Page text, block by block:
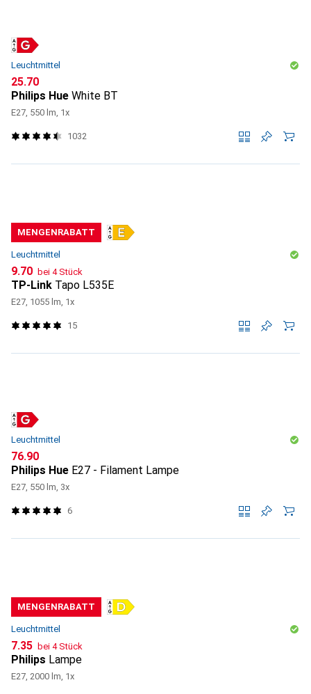
Leuchtmittel
CHF
25.70
Philips Hue White BT
E27, 550 lm, 1x
1032
MENGENRABATT
Leuchtmittel
CHF
9.70 bei 4 Stück
TP-Link Tapo L535E
E27, 1055 lm, 1x
15
Leuchtmittel
CHF
76.90
Philips Hue E27 - Filament Lampe
E27, 550 lm, 3x
6
MENGENRABATT
Leuchtmittel
CHF
7.35 bei 4 Stück
Philips Lampe
E27, 2000 lm, 1x